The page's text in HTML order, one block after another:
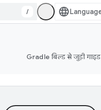
/
Gradle बिल्ड से जुड़ी गाइड